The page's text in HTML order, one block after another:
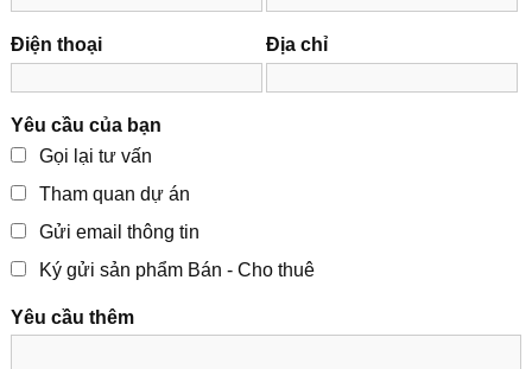
Điện thoại Địa chỉ
Yêu cầu của bạn
Gọi lại tư vấn
Tham quan dự án
Gửi email thông tin
Ký gửi sản phẩm Bán - Cho thuê
Yêu cầu thêm